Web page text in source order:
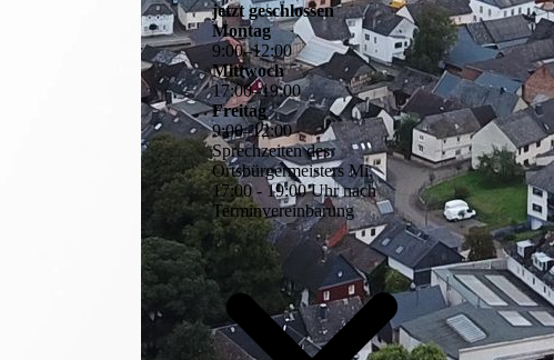
jetzt geschlossen
Montag
9:00–12:00
Mittwoch
17:00–19:00
Freitag
9:00–12:00
Sprechzeiten des
Ortsbürgermeisters Mi.
17:00 - 19:00 Uhr nach
Terminvereinbarung